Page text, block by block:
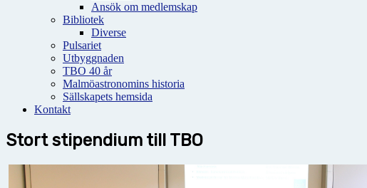
Ansök om medlemskap
Bibliotek
Diverse
Pulsariet
Utbyggnaden
TBO 40 år
Malmöastronomins historia
Sällskapets hemsida
Kontakt
Stort stipendium till TBO